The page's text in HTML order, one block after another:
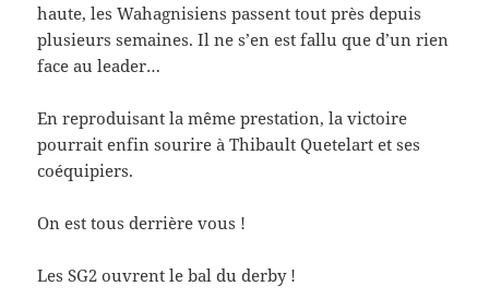
haute, les Wahagnisiens passent tout près depuis
plusieurs semaines. Il ne s’en est fallu que d’un rien
face au leader…
En reproduisant la même prestation, la victoire
pourrait enfin sourire à Thibault Quetelart et ses
coéquipiers.
On est tous derrière vous !
Les SG2 ouvrent le bal du derby !